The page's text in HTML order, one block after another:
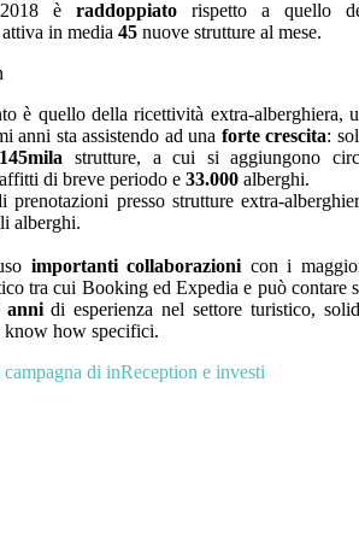
2018 è raddoppiato rispetto a quello
in media 45 nuove strutture al mese.
è quello della ricettività extra-alberghiera,
anni sta assistendo ad una forte crescita:
145mila strutture, a cui si aggiungono
di breve periodo e 33.000 alberghi.
presso strutture extra-
alberghi.
importanti collaborazioni con i
tra cui Booking ed Expedia e può contare
annidi esperienza nel settore turistico,
know how specifici.
campagna di inReception e investi